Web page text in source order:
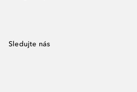
Sledujte nás